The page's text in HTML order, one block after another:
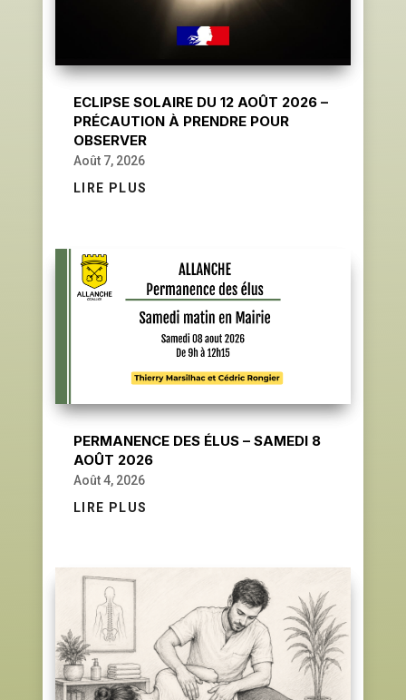
ECLIPSE SOLAIRE DU 12 AOÛT 2026 –
PRÉCAUTION À PRENDRE POUR
OBSERVER
Août 7, 2026
LIRE PLUS
PERMANENCE DES ÉLUS – SAMEDI 8
AOÛT 2026
Août 4, 2026
LIRE PLUS